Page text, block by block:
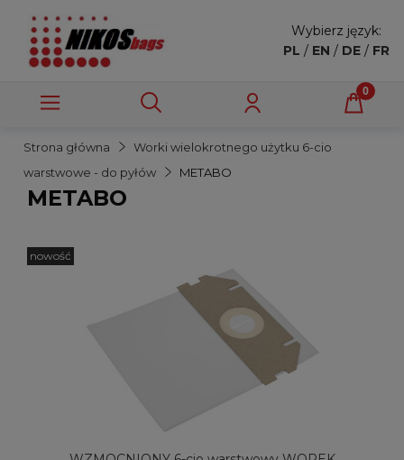
Wybierz język:
PL / EN / DE / FR
Strona główna
Worki wielokrotnego użytku 6-cio
warstwowe - do pyłów
METABO
METABO
nowość